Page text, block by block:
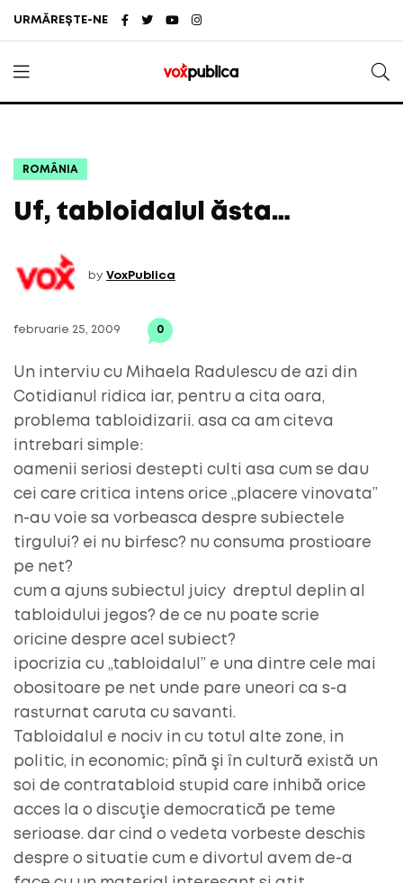
URMĂREȘTE-NE
ROMÂNIA
Uf, tabloidalul ăsta…
by VoxPublica
februarie 25, 2009 0
Un interviu cu Mihaela Radulescu de azi din
Cotidianul ridica iar, pentru a cita oara,
problema tabloidizarii. asa ca am citeva
intrebari simple:
oamenii seriosi destepti culti asa cum se dau
cei care critica intens orice „placere vinovata”
n-au voie sa vorbeasca despre subiectele
tirgului? ei nu birfesc? nu consuma prostioare
pe net?
cum a ajuns subiectul juicy dreptul deplin al
tabloidului jegos? de ce nu poate scrie
oricine despre acel subiect?
ipocrizia cu „tabloidalul” e una dintre cele mai
obositoare pe net unde pare uneori ca s-a
rasturnat caruta cu savanti.
Tabloidalul e nociv in cu totul alte zone, in
politic, in economic; pînă şi în cultură există un
soi de contratabloid stupid care inhibă orice
acces la o discuţie democratică pe teme
serioase. dar cind o vedeta vorbeste deschis
despre o situatie cum e divortul avem de-a